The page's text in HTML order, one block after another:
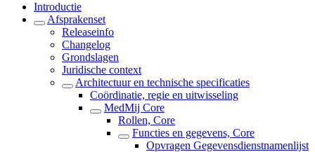
Introductie
Afsprakenset
Releaseinfo
Changelog
Grondslagen
Juridische context
Architectuur en technische specificaties
Coördinatie, regie en uitwisseling
MedMij Core
Rollen, Core
Functies en gegevens, Core
Opvragen Gegevensdienstnamenlijst